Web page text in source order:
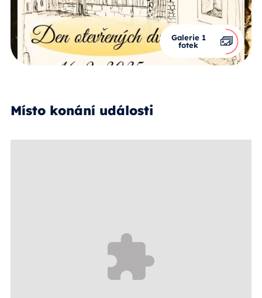
Galerie 1
fotek
Místo konání události